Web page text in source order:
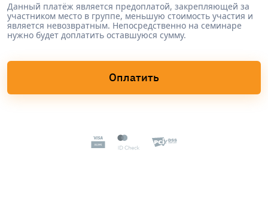
Данный платёж является предоплатой, закрепляющей за
участником место в группе, меньшую стоимость участия и
является невозвратным. Непосредственно на семинаре
нужно будет доплатить оставшуюся сумму.
Оплатить